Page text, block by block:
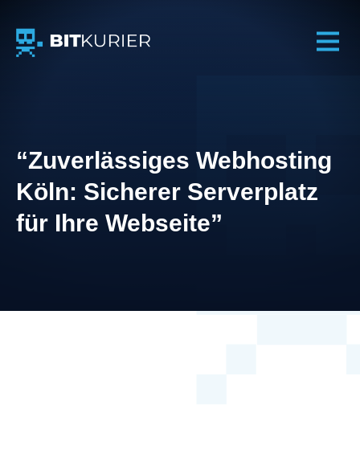
BITkurier GmbH – IT-
“Zuverlässiges Webhosting
Köln: Sicherer Serverplatz
für Ihre Webseite”